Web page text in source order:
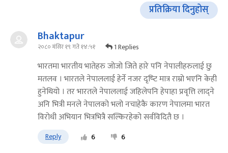
प्रतिक्रिया दिनुहोस्
Bhaktapur
२०८० मंसिर १९ गते १४:५१ 1 Replies
भारतमा भारतीय भातेहरु जोजो जिते हारे पनि नेपालीहरुलाई छु
मतलव । भारतले नेपाललाई हेर्ने नजर द‍ृष्‍टि मात्र राम्रो भएनि केही
हुनेथियो । तर भारतले नेपाललाई जहिलेपनि हेपाहा प्रवृत्ति लाद्‍ने
अनि भित्री मनले नेपालको भलो नचाहेकै कारण नेपालमा भारत
विरोधी अभियान भित्रभित्रै सल्किरहेको सर्वविदितै छ ।
Reply 6 6